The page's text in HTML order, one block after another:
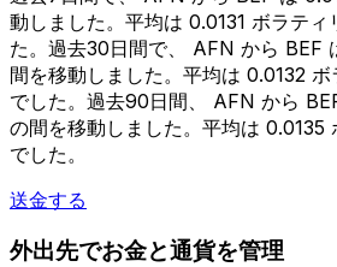
動しました。平均は 0.0131 ボラテ
た。過去30日間で、 AFN から BEF
間を移動しました。平均は 0.0132
でした。過去90日間、 AFN から
の間を移動しました。平均は 0.0135
でした。
送金する
外出先でお金と通貨を管理